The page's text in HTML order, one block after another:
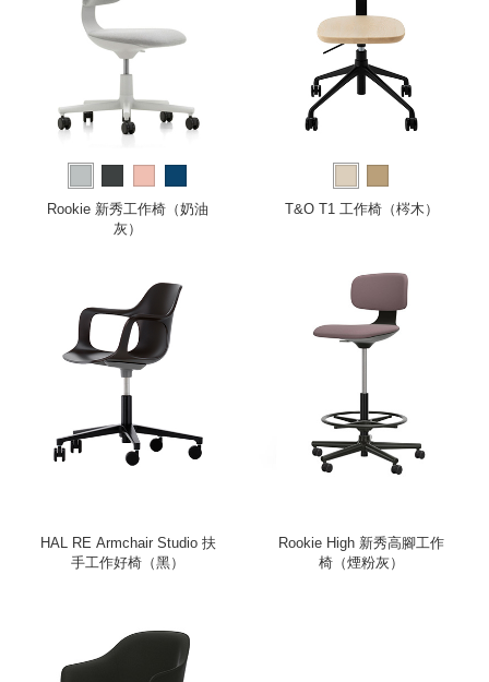
Rookie 新秀工作椅（奶油
灰）
T&O T1 工作椅（梣木）
HAL RE Armchair Studio 扶
手工作好椅（黑）
Rookie High 新秀高腳工作
椅（煙粉灰）